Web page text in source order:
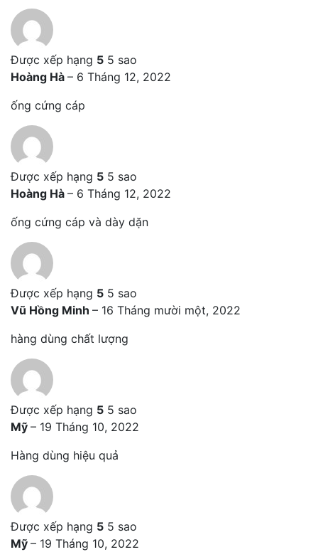
Được xếp hạng 5 5 sao
Hoàng Hà – 6 Tháng 12, 2022
ống cứng cáp
Được xếp hạng 5 5 sao
Hoàng Hà – 6 Tháng 12, 2022
ống cứng cáp và dày dặn
Được xếp hạng 5 5 sao
Vũ Hồng Minh – 16 Tháng mười một, 2022
hàng dùng chất lượng
Được xếp hạng 5 5 sao
Mỹ – 19 Tháng 10, 2022
Hàng dùng hiệu quả
Được xếp hạng 5 5 sao
Mỹ – 19 Tháng 10, 2022